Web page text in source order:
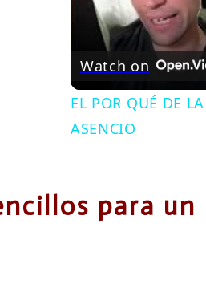
Watch on
EL POR QUÉ DE
ASENCIO
para un